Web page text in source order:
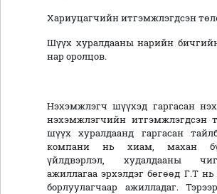
Хариуцагчийн итгэмжлэгдсэн
Шүүх хуралдааны нарийн
нар оролцов.
Нэхэмжлэгч шүүхэд гаргасан
нэхэмжлэгчийн итгэмжлэгдсэн
шүүх хуралдаанд гаргасан
компани нь хиам, махан
үйлдвэрлэл, худалдааны
ажиллагаа эрхэлдэг бөгөөд Г.Т
борлуулагчаар ажилладаг.